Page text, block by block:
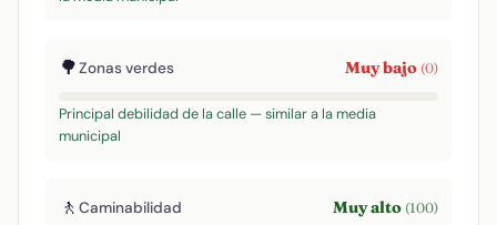
🌳Zonas verdes Muy bajo (0)
Principal debilidad de la calle — similar a la media
municipal
🚶 Caminabilidad Muy alto (100)